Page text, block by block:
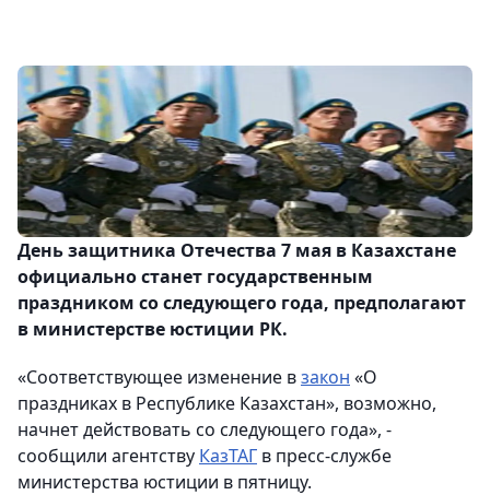
День защитника Отечества 7 мая в Казахстане
официально станет государственным
праздником со следующего года, предполагают
в министерстве юстиции РК.
«Соответствующее изменение взакон «О
праздниках в Республике Казахстан», возможно,
начнет действовать со следующего года», -
сообщили агентству КазТАГ в пресс-службе
министерства юстиции в пятницу.